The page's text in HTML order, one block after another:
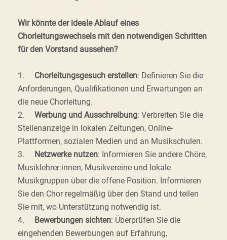
Wir könnte der ideale Ablauf eines
Chorleitungswechsels mit den notwendigen Schritten
für den Vorstand aussehen?
1. Chorleitungsgesuch erstellen: Definieren Sie die
Anforderungen, Qualifikationen und Erwartungen an
die neue Chorleitung.
2. Werbung und Ausschreibung: Verbreiten Sie die
Stellenanzeige in lokalen Zeitungen, Online-
Plattformen, sozialen Medien und an Musikschulen.
3. Netzwerke nutzen: Informieren Sie andere Chöre,
Musiklehrer:innen, Musikvereine und lokale
Musikgruppen über die offene Position. Informieren
Sie den Chor regelmäßig über den Stand und teilen
Sie mit, wo Unterstützung notwendig ist.
4. Bewerbungen sichten: Überprüfen Sie die
eingehenden Bewerbungen auf Erfahrung,